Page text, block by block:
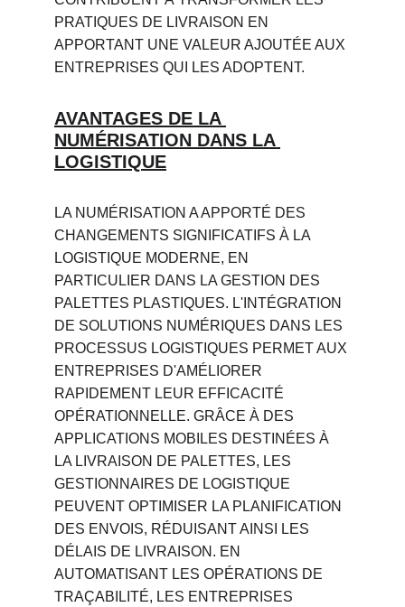
PRATIQUES DE LIVRAISON EN
APPORTANT UNE VALEUR AJOUTÉE AUX
ENTREPRISES QUI LES ADOPTENT.
AVANTAGES DE LA
NUMÉRISATION DANS LA
LOGISTIQUE
LA NUMÉRISATION A APPORTÉ DES
CHANGEMENTS SIGNIFICATIFS À LA
LOGISTIQUE MODERNE, EN
PARTICULIER DANS LA GESTION DES
PALETTES PLASTIQUES. L'INTÉGRATION
DE SOLUTIONS NUMÉRIQUES DANS LES
PROCESSUS LOGISTIQUES PERMET AUX
ENTREPRISES D'AMÉLIORER
RAPIDEMENT LEUR EFFICACITÉ
OPÉRATIONNELLE. GRÂCE À DES
APPLICATIONS MOBILES DESTINÉES À
LA LIVRAISON DE PALETTES, LES
GESTIONNAIRES DE LOGISTIQUE
PEUVENT OPTIMISER LA PLANIFICATION
DES ENVOIS, RÉDUISANT AINSI LES
DÉLAIS DE LIVRAISON. EN
AUTOMATISANT LES OPÉRATIONS DE
TRAÇABILITÉ, LES ENTREPRISES